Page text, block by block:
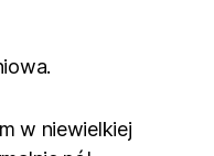
w niewielkiej